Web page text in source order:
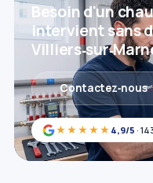
★★★★★ 4,9/5 ·
Besoin d'un
intervient sans
Contactez‑nous